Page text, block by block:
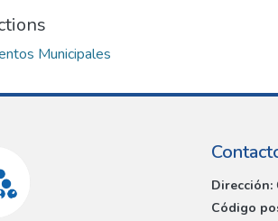
Municipales
Dirección:
Código